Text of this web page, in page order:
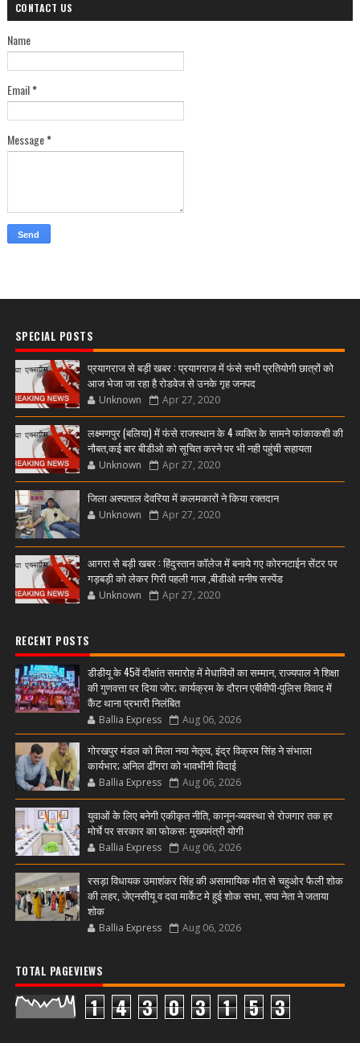
CONTACT US
Name
Email*
Message*
SPECIAL POSTS
प्रयागराज से बड़ी खबर : प्रयागराज में फंसे सभी प्रतियोगी छात्रों को
आज भेजा जा रहा है रोडवेज से उनके गृह जनपद
Unknown Apr 27, 2020
लक्ष्मणपुर (बलिया) में फंसे राजस्थान के 4 व्यक्ति के सामने फांकाकशी की
नौबत,कई बार बीडीओ को सूचित करने पर भी नही पहुंची सहायता
Unknown Apr 27, 2020
जिला अस्पताल देवरिया में कलमकारों ने किया रक्तदान
Unknown Apr 27, 2020
आगरा से बड़ी खबर : हिंदुस्तान कॉलेज में बनाये गए कोरनटाईन सेंटर पर
गड़बड़ी को लेकर गिरी पहली गाज ,बीडीओ मनीष सस्पेंड
Unknown Apr 27, 2020
RECENT POSTS
डीडीयू के 45वें दीक्षांत समारोह में मेधावियों का सम्मान, राज्यपाल ने शिक्षा
की गुणवत्ता पर दिया जोर; कार्यक्रम के दौरान एबीवीपी-पुलिस विवाद में
कैंट थाना प्रभारी निलंबित
Ballia Express Aug 06, 2026
गोरखपुर मंडल को मिला नया नेतृत्व, इंद्र विक्रम सिंह ने संभाला
कार्यभार; अनिल ढींगरा को भावभीनी विदाई
Ballia Express Aug 06, 2026
युवाओं के लिए बनेगी एकीकृत नीति, कानून-व्यवस्था से रोजगार तक हर
मोर्चे पर सरकार का फोकस: मुख्यमंत्री योगी
Ballia Express Aug 06, 2026
रसड़ा विधायक उमाशंकर सिंह की असामायिक मौत से चहुओर फैली शोक
की लहर, जेएनसीयू व दवा मार्केट मे हुई शोक सभा, सपा नेता ने जताया
शोक
Ballia Express Aug 06, 2026
TOTAL PAGEVIEWS
1 4 3 0 3 1 5 3